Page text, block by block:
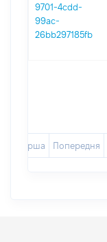
9701-4cdd-
99ac-
26bb297185fb
Перша Попередня